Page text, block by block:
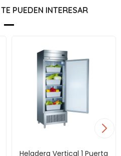
PUEDEN INTERESAR
Heladera Vertical 1 Puerta